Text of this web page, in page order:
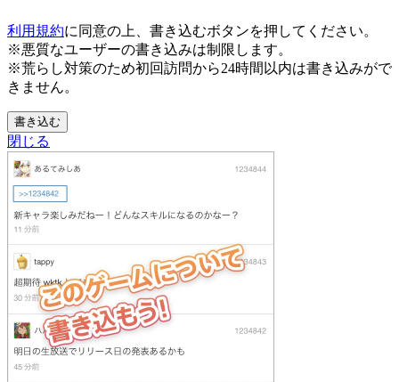
利用規約に同意の上、書き込むボタンを押してください。
※悪質なユーザーの書き込みは制限します。
※荒らし対策のため初回訪問から24時間以内は書き込みがで
きません。
書き込む
閉じる